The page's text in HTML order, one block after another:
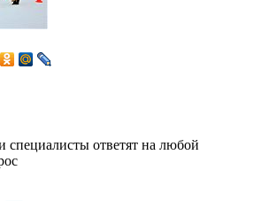
специалисты ответят на любой